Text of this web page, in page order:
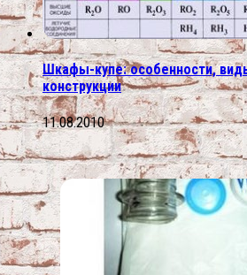
Шкафы-купе: особенности,
конструкции
11.08.2010